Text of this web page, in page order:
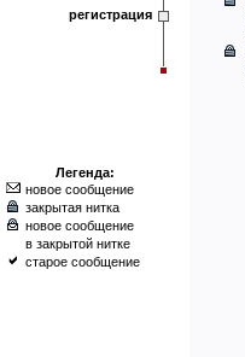
регистрация
Легенда:
новое сообщение
закрытая нитка
новое сообщение
в закрытой нитке
старое сообщение